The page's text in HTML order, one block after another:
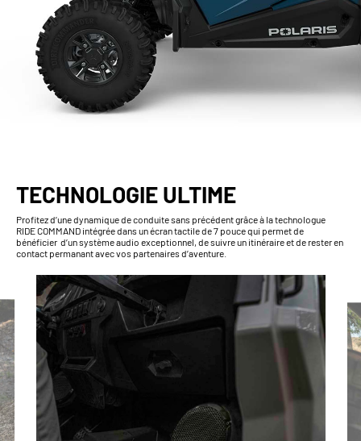
TECHNOLOGIE ULTIME
Profitez d’une dynamique de conduite sans précédent grâce à la technologue
RIDE COMMAND intégrée dans un écran tactile de 7 pouce qui permet de
bénéficier d’un système audio exceptionnel, de suivre un itinéraire et de rester en
contact permanant avec vos partenaires d’aventure.